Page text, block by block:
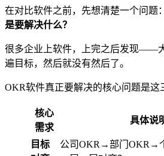
在对比软件之前，先想清楚一个问题：
是要解决什么？
很多企业上软件，上完之后发现——
遍目标，然后就没有然后了。
OKR软件真正要解决的核心问题是这
核心
需求
具体说
目标
公司OKR→部门OKR→